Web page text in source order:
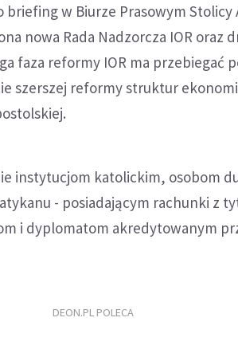
briefing w Biurze Prasowym
nowa Rada Nadzorcza IOR oraz
faza reformy IOR ma przebiegać
szerszej reformy struktur
instytucjom katolickim, osobom
- posiadającym rachunki z
i dyplomatom akredytowanym
DEON.PL POLECA